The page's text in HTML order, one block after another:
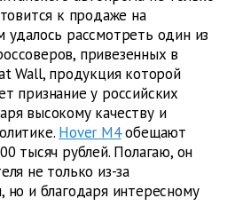
к продаже на
рассмотреть один из
привезенных в
Wall, продукция которой
признание у российских
высокому качеству и
Hover M4обещают
тысяч рублей. Полагаю, он
не только из-за
но и благодаря интересному